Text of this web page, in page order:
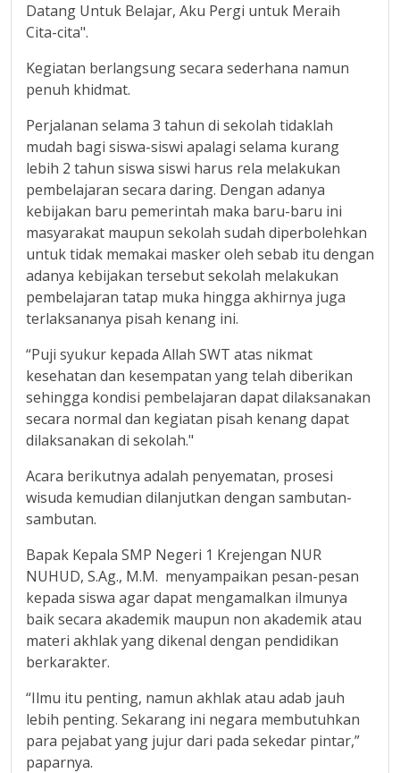
Datang Untuk Belajar, Aku Pergi untuk Meraih
Cita-cita".
Kegiatan berlangsung secara sederhana namun
penuh khidmat.
Perjalanan selama 3 tahun di sekolah tidaklah
mudah bagi siswa-siswi apalagi selama kurang
lebih 2 tahun siswa siswi harus rela melakukan
pembelajaran secara daring. Dengan adanya
kebijakan baru pemerintah maka baru-baru ini
masyarakat maupun sekolah sudah diperbolehkan
untuk tidak memakai masker oleh sebab itu dengan
adanya kebijakan tersebut sekolah melakukan
pembelajaran tatap muka hingga akhirnya juga
terlaksananya pisah kenang ini.
“Puji syukur kepada Allah SWT atas nikmat
kesehatan dan kesempatan yang telah diberikan
sehingga kondisi pembelajaran dapat dilaksanakan
secara normal dan kegiatan pisah kenang dapat
dilaksanakan di sekolah."
Acara berikutnya adalah penyematan, prosesi
wisuda kemudian dilanjutkan dengan sambutan-
sambutan.
Bapak Kepala SMP Negeri 1 Krejengan NUR
NUHUD, S.Ag., M.M. menyampaikan pesan-pesan
kepada siswa agar dapat mengamalkan ilmunya
baik secara akademik maupun non akademik atau
materi akhlak yang dikenal dengan pendidikan
berkarakter.
“Ilmu itu penting, namun akhlak atau adab jauh
lebih penting. Sekarang ini negara membutuhkan
para pejabat yang jujur dari pada sekedar pintar,”
paparnya.